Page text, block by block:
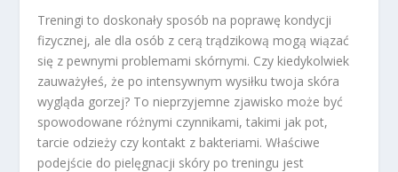
Treningi to doskonały sposób na poprawę kondycji
fizycznej, ale dla osób z cerą trądzikową mogą wiązać
się z pewnymi problemami skórnymi. Czy kiedykolwiek
zauważyłeś, że po intensywnym wysiłku twoja skóra
wygląda gorzej? To nieprzyjemne zjawisko może być
spowodowane różnymi czynnikami, takimi jak pot,
tarcie odzieży czy kontakt z bakteriami. Właściwe
podejście do pielęgnacji skóry po treningu jest